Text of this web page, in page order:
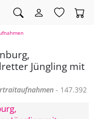
Jüngling mit
- 147.392